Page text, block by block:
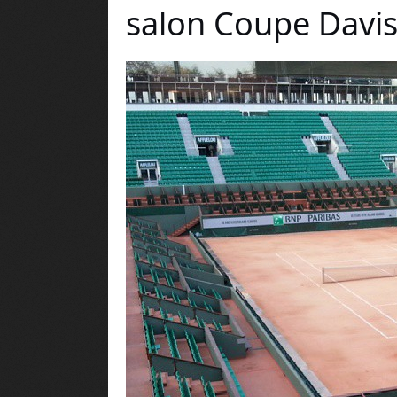
salon Coupe